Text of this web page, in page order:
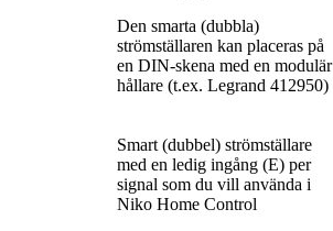
Den smarta (dubbla)
strömställaren kan placeras på
en DIN-skena med en modulär
hållare (t.ex. Legrand 412950)
Smart (dubbel) strömställare
med en ledig ingång (E) per
signal som du vill använda i
Niko Home Control